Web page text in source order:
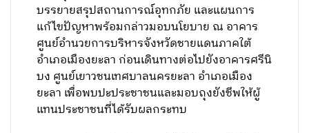
บรรยายสรุปสถานการณ์อุทกภัย และแผนการ
แก้ไขปัญหาพร้อมกล่าวมอบนโยบาย ณ อาคาร
ศูนย์อำนวยการบริหารจังหวัดชายแดนภาคใต้
อำเภอเมืองยะลา ก่อนเดินทางต่อไปยังอาคารศรีนิ
บง ศูนย์เยาวชนเทศบาลนครยะลา อำเภอเมือง
ยะลา เพื่อพบปะประชาชนและมอบถุงยังชีพให้ผู้
แทนประชาชนที่ได้รับผลกระทบ